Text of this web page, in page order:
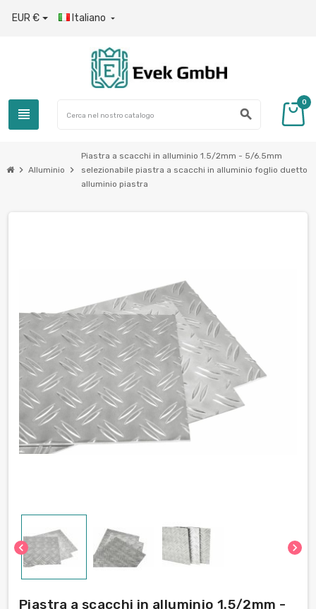
EUR € Italiano 
view_headline search
0
chevron_right Alluminio chevron_right
Piastra a scacchi in alluminio 1.5/2mm - 5/6.5mm
selezionabile piastra a scacchi in alluminio foglio duetto
alluminio piastra
chevron_left chevron_right
Piastra a scacchi in alluminio 1.5/2mm -